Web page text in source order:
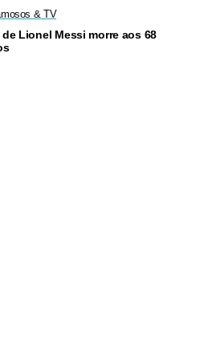
& TV
de Lionel Messi morre aos 68